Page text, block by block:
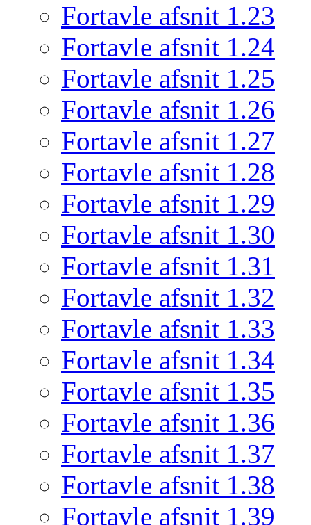
Fortavle afsnit 1.23
Fortavle afsnit 1.24
Fortavle afsnit 1.25
Fortavle afsnit 1.26
Fortavle afsnit 1.27
Fortavle afsnit 1.28
Fortavle afsnit 1.29
Fortavle afsnit 1.30
Fortavle afsnit 1.31
Fortavle afsnit 1.32
Fortavle afsnit 1.33
Fortavle afsnit 1.34
Fortavle afsnit 1.35
Fortavle afsnit 1.36
Fortavle afsnit 1.37
Fortavle afsnit 1.38
Fortavle afsnit 1.39